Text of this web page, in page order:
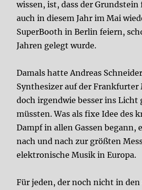
wissen, ist, dass der Grundstein
auch in diesem Jahr im Mai
SuperBooth in Berlin feiern,
Jahren gelegt wurde.
Damals hatte Andreas
Synthesizer auf der Frankfurter
doch irgendwie besser ins Licht
müssten. Was als fixe Idee des
Dampf in allen Gassen begann,
nach und nach zur größten
elektronische Musik in Europa.
Für jeden, der noch nicht in den